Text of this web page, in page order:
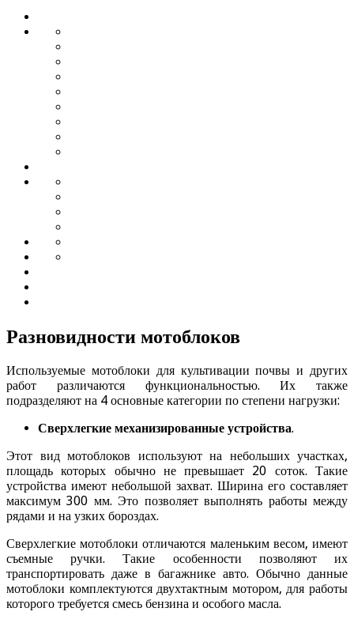
Разновидности мотоблоков
Используемые мотоблоки для культивации почвы и других
работ различаются функциональностью. Их также
подразделяют на 4 основные категории по степени нагрузки:
Сверхлегкие механизированные устройства.
Этот вид мотоблоков используют на небольших участках,
площадь которых обычно не превышает 20 соток. Такие
устройства имеют небольшой захват. Ширина его составляет
максимум 300 мм. Это позволяет выполнять работы между
рядами и на узких бороздах.
Сверхлегкие мотоблоки отличаются маленьким весом, имеют
съемные ручки. Такие особенности позволяют их
транспортировать даже в багажнике авто. Обычно данные
мотоблоки комплектуются двухтактным мотором, для работы
которого требуется смесь бензина и особого масла.